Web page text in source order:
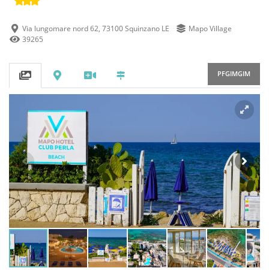
Via lungomare nord 62, 73100 Squinzano LE
Mapo Village
39265
PFGIMGIM